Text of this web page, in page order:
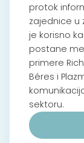
protok
zajednice u
je korisno
postane
primere
Béres i
sektoru.